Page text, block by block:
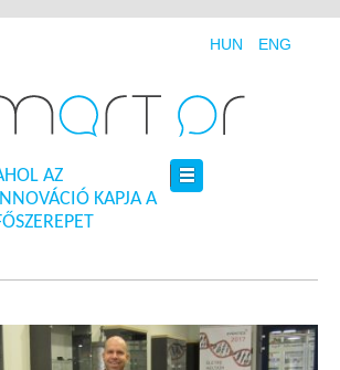
HUN ENG
AZ
KAPJA A